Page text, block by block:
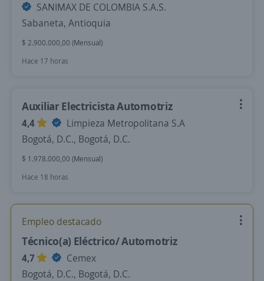
SANIMAX DE COLOMBIA S.A.S.
Sabaneta, Antioquia
$ 2.900.000,00 (Mensual)
Hace 17 horas
Auxiliar Electricista Automotriz
4,4
Limpieza Metropolitana S.A
Bogotá, D.C., Bogotá, D.C.
$ 1.978.000,00 (Mensual)
Hace 18 horas
Empleo destacado
Técnico(a) Eléctrico/ Automotriz
4,7
Cemex
Bogotá, D.C., Bogotá, D.C.